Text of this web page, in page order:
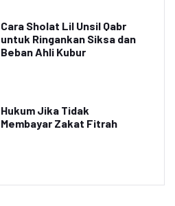
Cara Sholat Lil Unsil Qabr
untuk Ringankan Siksa dan
Beban Ahli Kubur
Hukum Jika Tidak
Membayar Zakat Fitrah